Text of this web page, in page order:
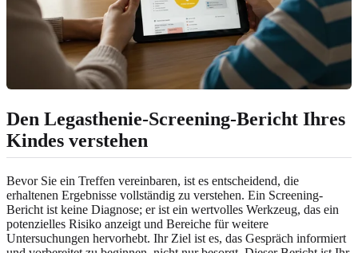
Den Legasthenie-Screening-Bericht Ihres
Kindes verstehen
Bevor Sie ein Treffen vereinbaren, ist es entscheidend, die
erhaltenen Ergebnisse vollständig zu verstehen. Ein Screening-
Bericht ist keine Diagnose; er ist ein wertvolles Werkzeug, das ein
potenzielles Risiko anzeigt und Bereiche für weitere
Untersuchungen hervorhebt. Ihr Ziel ist es, das Gespräch informiert